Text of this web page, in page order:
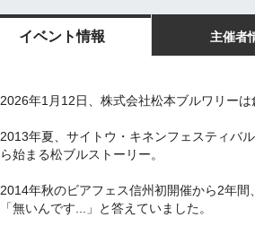
イベント情報 主催者
2026年1月12日、株式会社松本ブルワリーは
2013年夏、サイトウ・キネンフェスティバ
ら始まる松ブルストーリー。
2014年秋のビアフェス信州初開催から2年
「無いんです...」と答えていました。